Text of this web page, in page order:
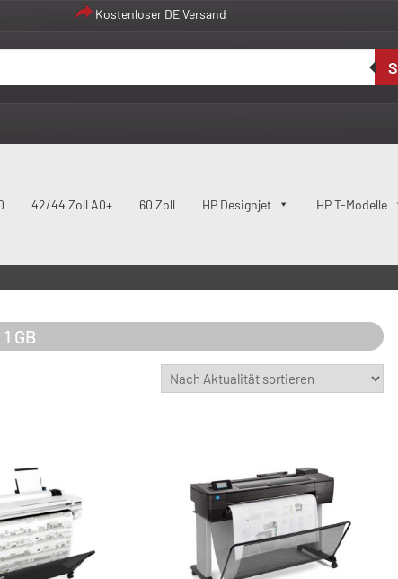
Kostenloser DE Versand
42/44 Zoll A0+ 60 Zoll HP Designjet HP T-Modelle
1 GB